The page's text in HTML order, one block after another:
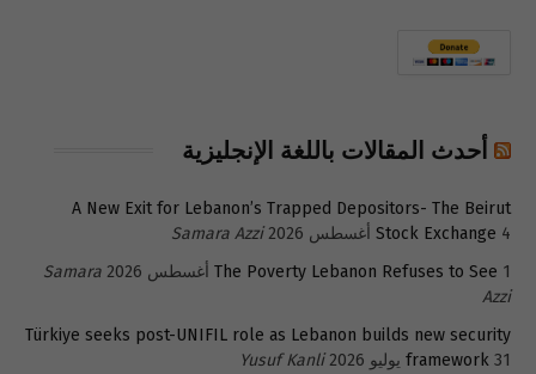
أحدث المقالات باللغة الإنجليزية
A New Exit for Lebanon’s Trapped Depositors- The Beirut
Stock Exchange 4 أغسطس 2026
Samara Azzi
The Poverty Lebanon Refuses to See 1 أغسطس 2026
Samara
Azzi
Türkiye seeks post-UNIFIL role as Lebanon builds new security
framework 31 يوليو 2026
Yusuf Kanli